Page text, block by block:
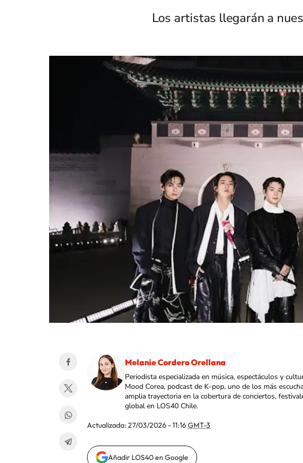
Los artistas llegarán a
Melanie Cordero Orellana
Periodista especializada en música, espectáculos y
Mood Corea, podcast de K-pop, uno de los más
amplia trayectoria en la cobertura de conciertos,
global en LOS40 Chile.
Actualizada: 27/03/2026 - 11:16GMT-3
Añadir LOS40 en Google